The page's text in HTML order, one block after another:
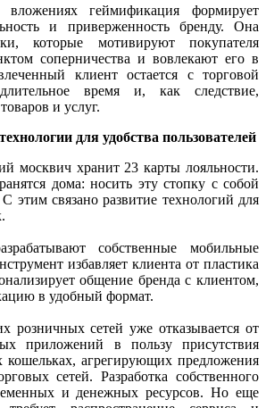
геймификация формирует
и приверженность бренду. Она
которые мотивируют покупателя
соперничества и вовлекают его в
клиент остается с торговой
время и, как следствие,
и услуг.
для удобства пользователей
москвич хранит 23 карты лояльности.
дома: носить эту стопку с собой
этим связано развитие технологий для
собственные мобильные
избавляет клиента от пластика
общение бренда с клиентом,
в удобный формат.
розничных сетей уже отказывается от
приложений в пользу присутствия
кошельках, агрегирующих предложения
сетей. Разработка собственного
и денежных ресурсов. Но еще